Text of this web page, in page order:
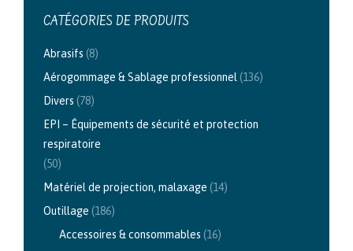
CATÉGORIES DE PRODUITS
Abrasifs (8)
Aérogommage & Sablage professionnel (136)
Divers (78)
EPI – Équipements de sécurité et protection
respiratoire
(50)
Matériel de projection, malaxage (14)
Outillage (186)
Accessoires & consommables (16)